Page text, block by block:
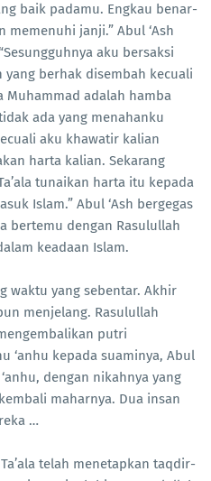
baik padamu. Engkau benar-
memenuhi janji.” Abul ‘Ash
aku bersaksi
yang berhak disembah kecuali
Muhammad adalah hamba
ada yang menahanku
aku khawatir kalian
harta kalian. Sekarang
tunaikan harta itu kepada
Islam.” Abul ‘Ash bergegas
bertemu dengan Rasulullah
keadaan Islam.
waktu yang sebentar. Akhir
menjelang. Rasulullah
putri
‘anhu kepada suaminya, Abul
dengan nikahnya yang
maharnya. Dua insan
…
telah menetapkan taqdir-